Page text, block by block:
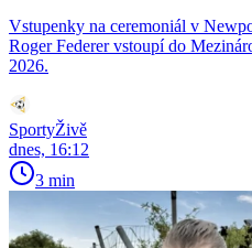
Vstupenky na ceremoniál v
Roger Federer vstoupí do
2026.
SportyŽivě
dnes, 16:12
3 min